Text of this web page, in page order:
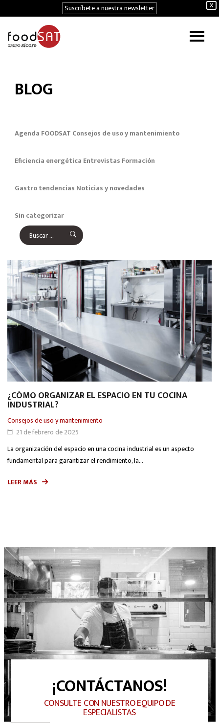
X
Suscríbete a nuestra newsletter
BLOG
Agenda FOODSAT Consejos de uso y mantenimiento
Eficiencia energética Entrevistas Formación
Gastro tendencias Noticias y novedades
Sin categorizar
¿CÓMO ORGANIZAR EL ESPACIO EN TU COCINA
INDUSTRIAL?
Consejos de uso y mantenimiento
21 de febrero de 2025
La organización del espacio en una cocina industrial es un aspecto
fundamental para garantizar el rendimiento, la...
LEER MÁS
¡CONTÁCTANOS!
CONSULTE CON NUESTRO EQUIPO DE
ESPECIALISTAS